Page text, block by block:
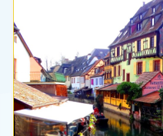
КРУИЗИ
ХОТЕЛИ